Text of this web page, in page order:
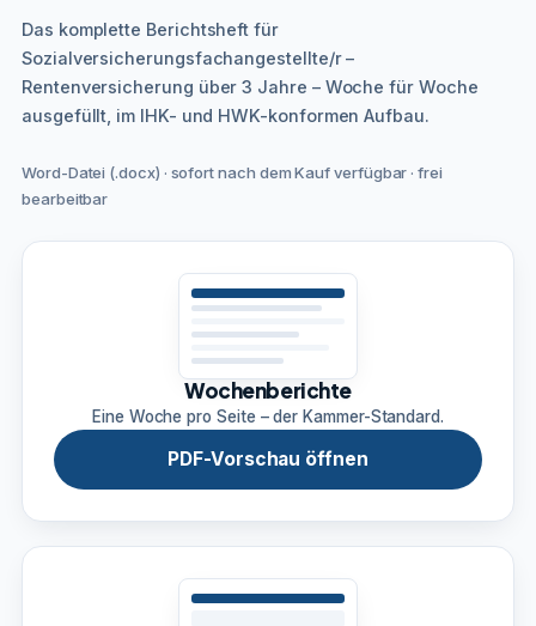
Das komplette Berichtsheft für
Sozialversicherungsfachangestellte/r –
Rentenversicherung über 3 Jahre – Woche für Woche
ausgefüllt, im IHK- und HWK-konformen Aufbau.
Word-Datei (.docx) · sofort nach dem Kauf verfügbar · frei
bearbeitbar
Wochenberichte
Eine Woche pro Seite – der Kammer-Standard.
PDF-Vorschau öffnen